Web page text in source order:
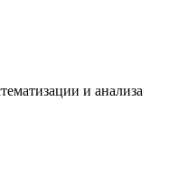
и анализа